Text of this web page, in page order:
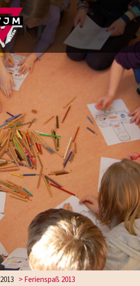
2013 >Ferienspaß 2013